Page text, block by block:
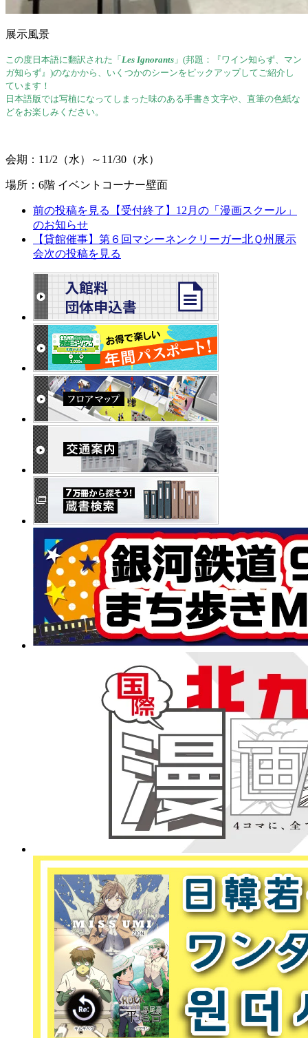
展示風景
この度日本語に翻訳された「 Les Ignorants 」(邦題：『ワイン知らず、マン
ガ知らず』)のなかから、いくつかのシーンをピックアップしてご紹介し
ています！
日本語版では写植になってしまった味のある手書き文字や、直筆の色紙な
どをお楽しみください。
会期：11/2（水）～11/30（水）
場所：6階 イベントコーナー壁面
前の投稿を見る
【受付終了】12月の「漫画スクール」
のお知らせ
【貸館催事】第６回マシーネンクリーガー北Ｑ州展示
会次の投稿を見る